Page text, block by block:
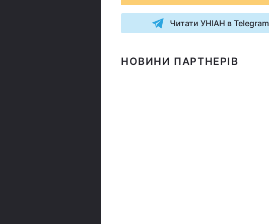
Читати УНІАН в Telegram
НОВИНИ ПАРТНЕРІВ